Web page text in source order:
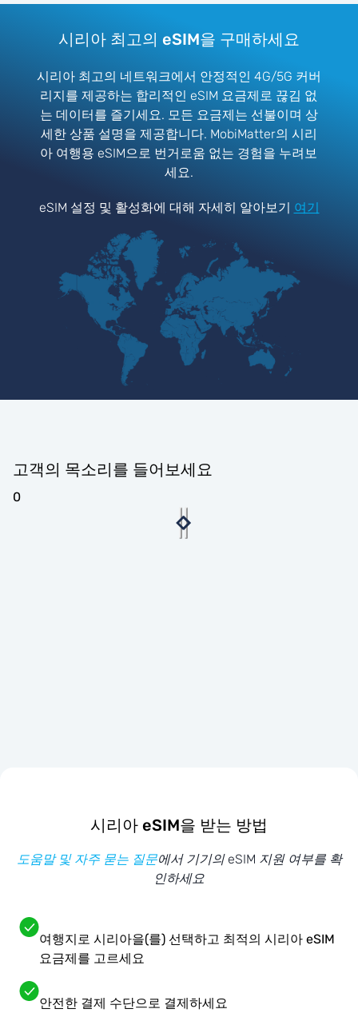
시리아 최고의 eSIM을 구매하세요
시리아 최고의 네트워크에서 안정적인 4G/5G 커버
리지를 제공하는 합리적인 eSIM 요금제로 끊김 없
는 데이터를 즐기세요. 모든 요금제는 선불이며 상
세한 상품 설명을 제공합니다. MobiMatter의 시리
아 여행용 eSIM으로 번거로움 없는 경험을 누려보
세요.
eSIM 설정 및 활성화에 대해 자세히 알아보기 여기
고객의 목소리를 들어보세요
0
시리아 eSIM을 받는 방법
도움말 및 자주 묻는 질문에서 기기의 eSIM 지원 여부를 확
인하세요
여행지로 시리아을(를) 선택하고 최적의 시리아 eSIM
요금제를 고르세요
안전한 결제 수단으로 결제하세요